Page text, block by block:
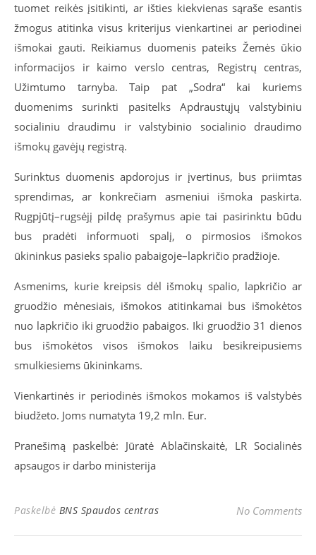
tuomet reikės įsitikinti, ar išties kiekvienas sąraše esantis
žmogus atitinka visus kriterijus vienkartinei ar periodinei
išmokai gauti. Reikiamus duomenis pateiks Žemės ūkio
informacijos ir kaimo verslo centras, Registrų centras,
Užimtumo tarnyba. Taip pat „Sodra“ kai kuriems
duomenims surinkti pasitelks Apdraustųjų valstybiniu
socialiniu draudimu ir valstybinio socialinio draudimo
išmokų gavėjų registrą.
Surinktus duomenis apdorojus ir įvertinus, bus priimtas
sprendimas, ar konkrečiam asmeniui išmoka paskirta.
Rugpjūtį–rugsėjį pildę prašymus apie tai pasirinktu būdu
bus pradėti informuoti spalį, o pirmosios išmokos
ūkininkus pasieks spalio pabaigoje–lapkričio pradžioje.
Asmenims, kurie kreipsis dėl išmokų spalio, lapkričio ar
gruodžio mėnesiais, išmokos atitinkamai bus išmokėtos
nuo lapkričio iki gruodžio pabaigos. Iki gruodžio 31 dienos
bus išmokėtos visos išmokos laiku besikreipusiems
smulkiesiems ūkininkams.
Vienkartinės ir periodinės išmokos mokamos iš valstybės
biudžeto. Joms numatyta 19,2 mln. Eur.
Pranešimą paskelbė: Jūratė Ablačinskaitė, LR Socialinės
apsaugos ir darbo ministerija
Paskelbė BNS Spaudos centras No Comments